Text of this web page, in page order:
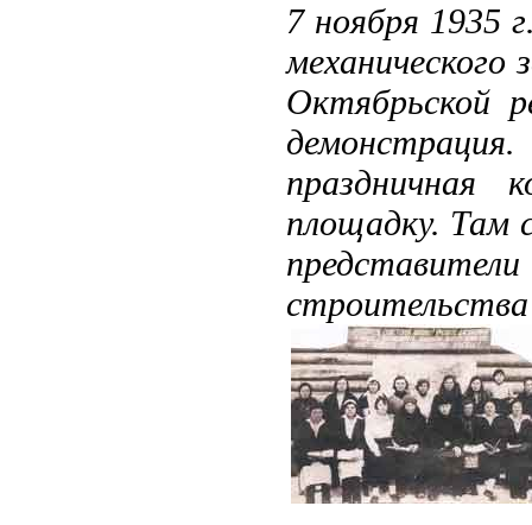
7 ноября 1935
Октябрьской
праздничная
площадку. Там